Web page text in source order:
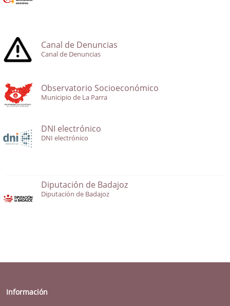
Canal de Denuncias
Canal de Denuncias
Observatorio Socioeconómico
Municipio de La Parra
DNI electrónico
DNI electrónico
Diputación de Badajoz
Diputación de Badajoz
Información